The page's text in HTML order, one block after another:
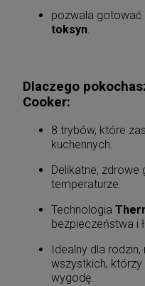
pozwala gotować
toksyn.
Dlaczego
Cooker:
8 trybów, które
kuchennych.
Delikatne, zdrowe
temperaturze.
Technologia
bezpieczeństwa i
Idealny dla
wszystkich,
wygodę.